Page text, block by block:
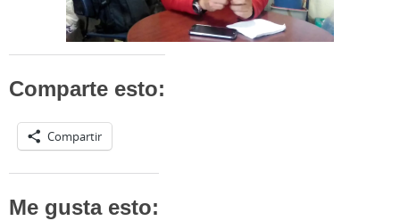
Comparte esto:
Compartir
Me gusta esto: